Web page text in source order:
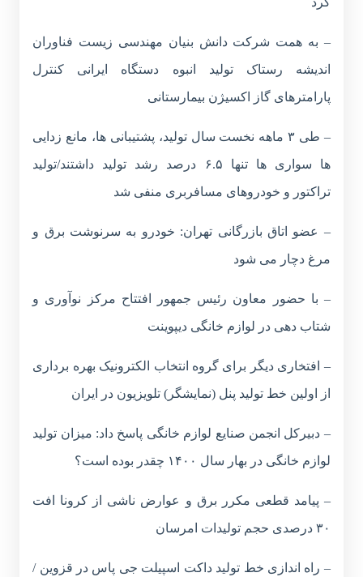
– به همت شرکت دانش بنیان مهندسی زیست فناوران
اندیشه رستاک تولید انبوه دستگاه ایرانی کنترل
پارامترهای گاز اکسیژن بیمارستانی
– طی ۳ ماهه نخست سال تولید، پشتیبانی ها، مانع زدایی
ها سواری ها تنها ۶.۵ درصد رشد تولید داشتند/تولید
تراکتور و خودروهای مسافربری منفی شد
– عضو اتاق بازرگانی تهران: خودرو به سرنوشت برق و
مرغ دچار می شود
– با حضور معاون رئیس جمهور افتتاح مرکز نوآوری و
شتاب دهی در لوازم خانگی دیپوینت
– افتخاری دیگر برای گروه انتخاب الکترونیک بهره برداری
از اولین خط تولید پنل (نمایشگر) تلویزیون در ایران
– دبیرکل انجمن صنایع لوازم خانگی پاسخ داد: میزان تولید
لوازم خانگی در بهار سال ۱۴۰۰ چقدر بوده است؟
– پیامد قطعی مکرر برق و عوارض ناشی از کرونا افت
۳۰ درصدی حجم تولیدات امرسان
– راه اندازی خط تولید داکت اسپیلت جی پاس در قزوین /